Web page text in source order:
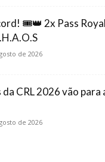
🎟️👑 2x Pass
de 2026
CRL 2026 vão para
de 2026